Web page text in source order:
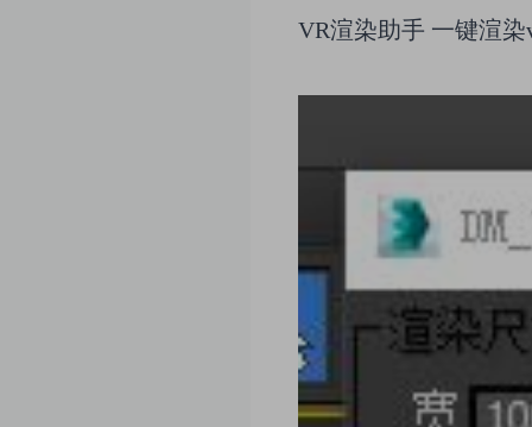
VR渲染助手 一键渲